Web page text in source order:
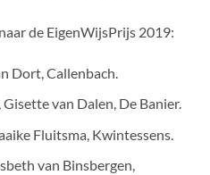
de EigenWijsPrijs 2019:
Dort, Callenbach.
van Dalen, De Banier.
Fluitsma, Kwintessens.
van Binsbergen,